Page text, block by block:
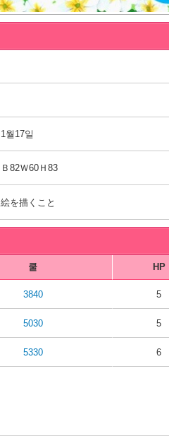
1월17일
Ｂ82Ｗ60Ｈ83
絵を描くこと
쿨 HP
3840 5
5030 5
5330 6